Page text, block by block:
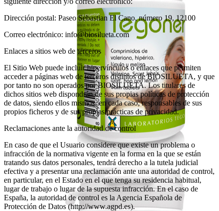
Dirección postal: Paseo Sebastian El Cano, número 19, 12100
Correo electrónico: info@biosilueta.com
Enlaces a sitios web de terceros
El Sitio Web puede incluir hipervínculos o enlaces que permiten
acceder a páginas web de terceros distintos de BIOSILUETA, y que
por tanto no son operados por BIOSILUETA. Los titulares de
dichos sitios web dispondrán de sus propias políticas de protección
de datos, siendo ellos mismos, en cada caso, responsables de sus
propios ficheros y de sus propias prácticas de privacidad.
Reclamaciones ante la autoridad de control
En caso de que el Usuario considere que existe un problema o
infracción de la normativa vigente en la forma en la que se están
tratando sus datos personales, tendrá derecho a la tutela judicial
efectiva y a presentar una reclamación ante una autoridad de control,
en particular, en el Estado en el que tenga su residencia habitual,
lugar de trabajo o lugar de la supuesta infracción. En el caso de
España, la autoridad de control es la Agencia Española de
Protección de Datos (http://www.agpd.es).